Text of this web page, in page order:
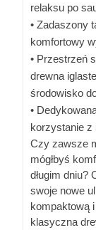
relaksu po
• Zadaszony
komfortowy
• Przestrzeń
drewna
środowisko
•
korzystanie z
Czy zawsze
mógłbyś
długim dniu?
swoje nowe
kompaktową
klasyczna